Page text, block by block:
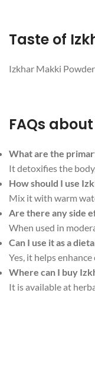
Izkhar Makki
What are the
It detoxifies the
How should I use
Mix it with warm
Are there any side
When used in
Can I use it as a
Yes, it helps
Where can I buy
It is available at